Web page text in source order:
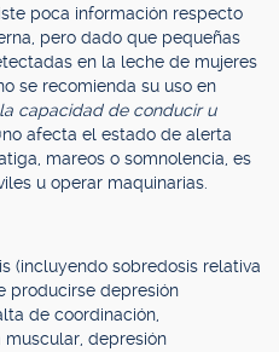
poca información respecto
pero dado que pequeñas
en la leche de mujeres
se recomienda su uso en
capacidad de conducir u
afecta el estado de alerta
mareos o somnolencia, es
u operar maquinarias.
(incluyendo sobredosis relativa
producirse depresión
de coordinación,
muscular, depresión